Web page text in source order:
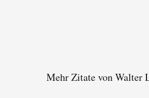
Mehr Zitate von Walter